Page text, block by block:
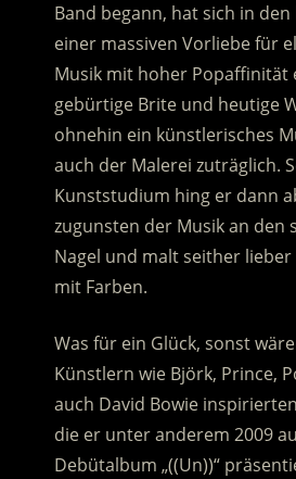
Band begann, hat sich in den
einer massiven Vorliebe für
Musik mit hoher Popaffinität
gebürtige Brite und heutige
ohnehin ein künstlerisches
auch der Malerei zuträglich.
Kunststudium hing er dann
zugunsten der Musik an den
Nagel und malt seither
mit Farben.
Was für ein Glück, sonst
Künstlern wie Björk, Prince,
auch David Bowie
die er unter anderem 2009
Debütalbum „((Un))“